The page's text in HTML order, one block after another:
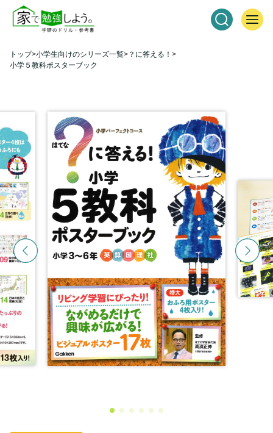
トップ 小学生向けのシリーズ一覧
？に答える！
小学５教科ポスターブック